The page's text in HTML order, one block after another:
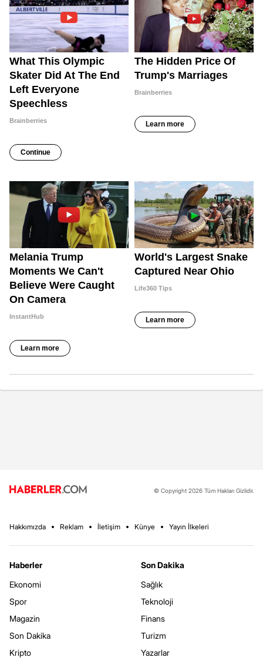
© Copyright 2026 Tüm Hakları Gizlidir.
Hakkımızda Reklam İletişim Künye Yayın İlkeleri
Haberler
Ekonomi
Spor
Magazin
Son Dakika
Kripto
Son Dakika
Sağlık
Teknoloji
Finans
Turizm
Yazarlar